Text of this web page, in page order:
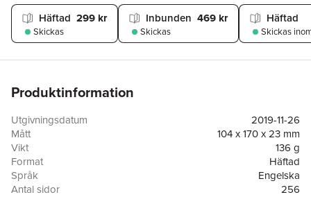
Häftad 299 kr
Skickas
Inbunden 469 kr
Skickas
Häftad
Skickas
Produktinformation
Utgivningsdatum
2019-11-26
Mått
104 x 170 x 23 mm
Vikt
136 g
Format
Häftad
Språk
Engelska
Antal sidor
256